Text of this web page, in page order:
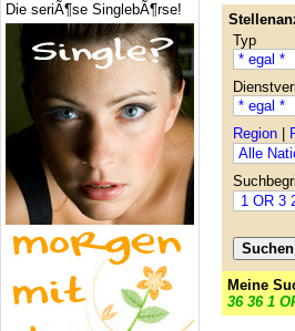
Die seriÃ¶se SinglebÃ¶rse!
Typ
Region
Meine
36 36 1